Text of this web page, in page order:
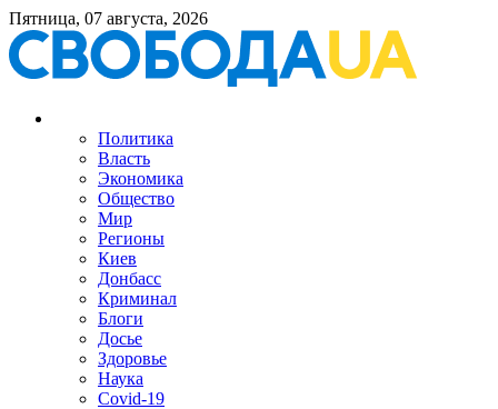
Пятница, 07 августа, 2026
Политика
Власть
Экономика
Общество
Мир
Регионы
Киев
Донбасс
Криминал
Блоги
Досье
Здоровье
Наука
Covid-19